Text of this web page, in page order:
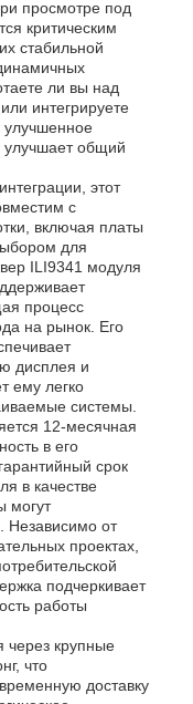
просмотре под
критическим
стабильной
ли вы над
интегрируете
улучшенное
улучшает общий
этот
с
включая платы
для
ILI9341 модуля
процесс
на рынок. Его
дисплея и
ему легко
системы.
12-месячная
в его
срок
в качестве
могут
Независимо от
проектах,
подчеркивает
работы
через крупные
что
доставку